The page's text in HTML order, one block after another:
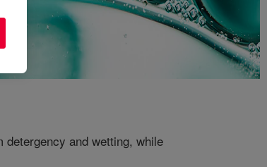
and wetting, while